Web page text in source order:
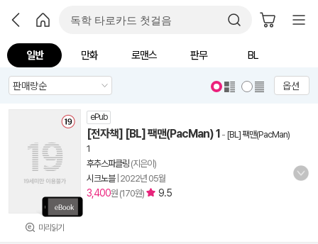
일반 만화 로맨스 판무 BL
옵션
미리읽기
ePub
[전자책] [BL] 팩맨(PacMan) 1 - [BL] 팩맨(PacMan)
1
후추스파클링 (지은이)
시크노블| 2022년 05월
3,400원 (170원) 9.5